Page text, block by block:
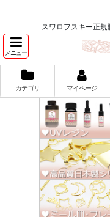
スワロフスキー正
メニュー
カテゴリ マイページ